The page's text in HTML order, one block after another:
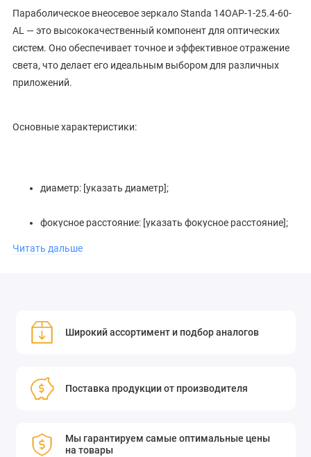
Параболическое внеосевое зеркало Standa 14OAP-1-25.4-60-
AL — это высококачественный компонент для оптических
систем. Оно обеспечивает точное и эффективное отражение
света, что делает его идеальным выбором для различных
приложений.
Основные характеристики:
диаметр: [указать диаметр];
фокусное расстояние: [указать фокусное расстояние];
материал: алюминий ([указать материал, если он
производительности и долговечности. Оно подходит для
использования в различных областях, включая астрономию,
Читать дальше
Широкий ассортимент и подбор аналогов
Поставка продукции от производителя
Мы гарантируем самые оптимальные цены
на товары